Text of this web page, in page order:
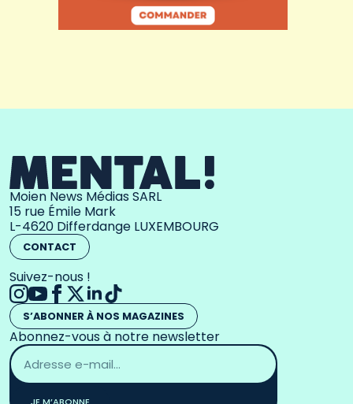
Moien News Médias SARL
15 rue Émile Mark
L-4620 Differdange LUXEMBOURG
CONTACT
Suivez-nous !
S’ABONNER À NOS MAGAZINES
Abonnez-vous à notre newsletter
Adresse
email
*
JE M’ABONNE